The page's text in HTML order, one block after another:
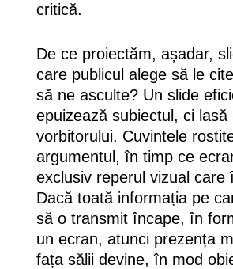
critică.
De ce proiectăm, așadar,
care publicul alege să le
să ne asculte? Un slide
epuizează subiectul, ci lasă
vorbitorului. Cuvintele
argumentul, în timp ce
exclusiv reperul vizual care
Dacă toată informația pe
să o transmit încape, în
un ecran, atunci prezența
fața sălii devine, în mod